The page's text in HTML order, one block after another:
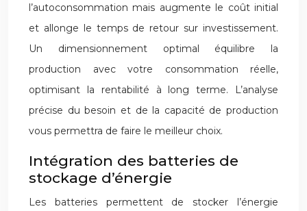
l’autoconsommation mais augmente le coût initial
et allonge le temps de retour sur investissement.
Un dimensionnement optimal équilibre la
production avec votre consommation réelle,
optimisant la rentabilité à long terme. L’analyse
précise du besoin et de la capacité de production
vous permettra de faire le meilleur choix.
Intégration des batteries de
stockage d’énergie
Les batteries permettent de stocker l’énergie